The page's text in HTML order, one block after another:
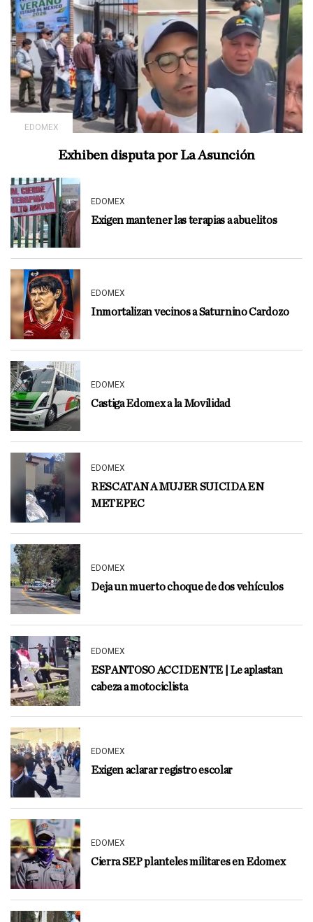
EDOMEX
Exhiben disputa por La Asunción
EDOMEX
Exigen mantener las terapias a abuelitos
EDOMEX
Inmortalizan vecinos a Saturnino Cardozo
EDOMEX
Castiga Edomex a la Movilidad
EDOMEX
RESCATAN A MUJER SUICIDA EN
METEPEC
EDOMEX
Deja un muerto choque de dos vehículos
EDOMEX
ESPANTOSO ACCIDENTE | Le aplastan
cabeza a motociclista
EDOMEX
Exigen aclarar registro escolar
EDOMEX
Cierra SEP planteles militares en Edomex